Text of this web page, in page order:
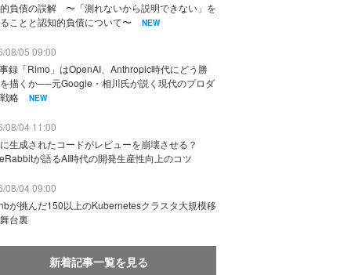
負債の誤解 〜「測れないから説明できない」を
ことと認知的負債について〜
NEW
08/05 09:00
録「Rimo」はOpenAI、Anthropic時代にどう勝
描くか──元Google・相川氏が説く現代のプロダ
略
NEW
08/04 11:00
生成されたコードがレビューを崩壊させる？
が語るAI時代の開発生産性向上のコツ
08/04 09:00
が挑んだ150以上のKubernetesクラスタ大規模移
台裏
新着記事一覧を見る